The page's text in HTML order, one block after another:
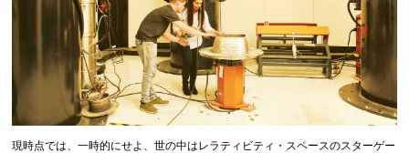
現時点では、一時的にせよ、世の中はレラティビティ・スペースのスターゲー